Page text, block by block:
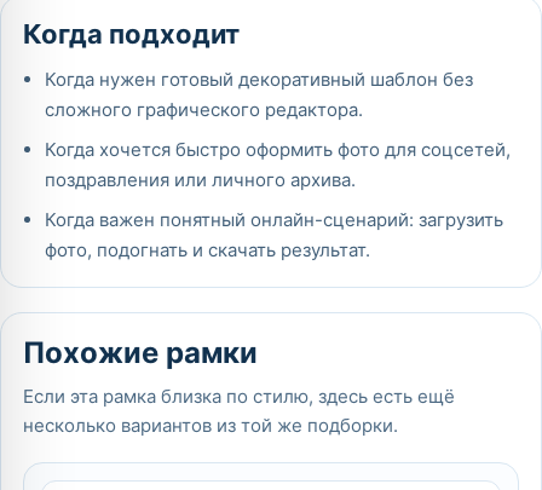
Когда подходит
Когда нужен готовый декоративный шаблон без
сложного графического редактора.
Когда хочется быстро оформить фото для соцсетей,
поздравления или личного архива.
Когда важен понятный онлайн-сценарий: загрузить
фото, подогнать и скачать результат.
Похожие рамки
Если эта рамка близка по стилю, здесь есть ещё
несколько вариантов из той же подборки.